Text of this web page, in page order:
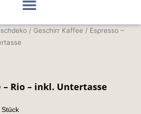
/ Geschirr Kaffee / Espresso –
– Rio – inkl. Untertasse